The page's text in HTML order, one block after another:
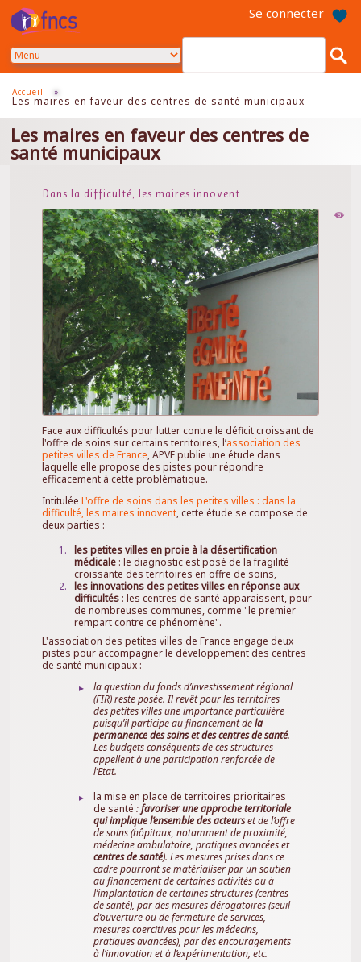
contenu
Se connecter
Accueil »
Les maires en faveur des centres de santé municipaux
Les maires en faveur des centres de
santé municipaux
Dans la difficulté, les maires innovent
Face aux difficultés pour lutter contre le déficit croissant de
l'offre de soins sur certains territoires, l’association des
petites villes de France, APVF publie une étude dans
laquelle elle propose des pistes pour répondre
efficacement à cette problématique.
Intitulée L'offre de soins dans les petites villes : dans la
difficulté, les maires innovent, cette étude se compose de
deux parties :
les petites villes en proie à la désertification
médicale : le diagnostic est posé de la fragilité
croissante des territoires en offre de soins,
les innovations des petites villes en réponse aux
difficultés : les centres de santé apparaissent, pour
de nombreuses communes, comme "le premier
rempart contre ce phénomène".
L'association des petites villes de France engage deux
pistes pour accompagner le développement des centres
de santé municipaux :
la question du fonds d’investissement régional
(FIR) reste posée. Il revêt pour les territoires
des petites villes une importance particulière
puisqu’il participe au financement dela
permanence des soins et des centres de santé.
Les budgets conséquents de ces structures
appellent à une participation renforcée de
l’Etat.
la mise en place de territoires prioritaires
de santé :favoriser une approche territoriale
qui implique l’ensemble des acteurset de l’offre
de soins (hôpitaux, notamment de proximité,
médecine ambulatoire, pratiques avancées et
centres de santé). Les mesures prises dans ce
cadre pourront se matérialiser par un soutien
au financement de certaines activités ou à
l’implantation de certaines structures (centres
de santé), par des mesures dérogatoires (seuil
d’ouverture ou de fermeture de services,
mesures coercitives pour les médecins,
pratiques avancées), par des encouragements
à l’innovation et à l’expérimentation, etc.